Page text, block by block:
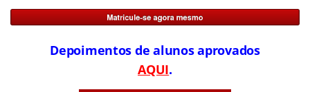
Depoimentos de alunos aprovados
AQUI.